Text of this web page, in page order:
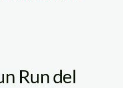
Run del